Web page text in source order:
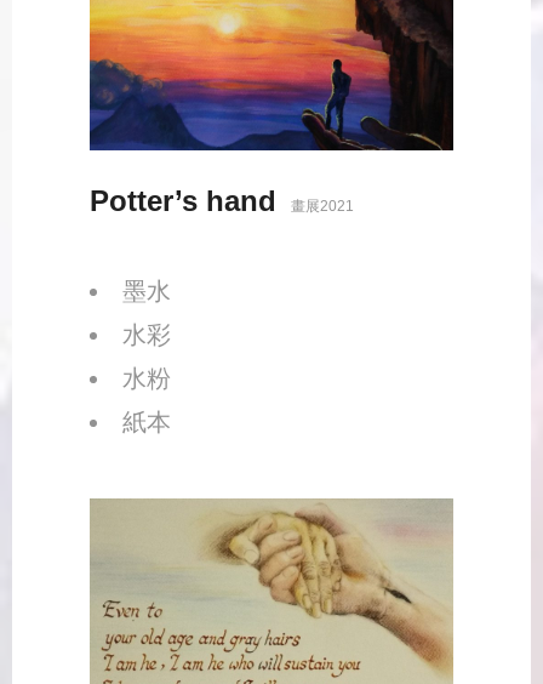
Potter’s hand 畫展2021
墨水
水彩
水粉
紙本